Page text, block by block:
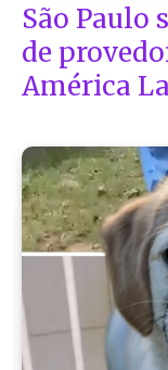
São Paulo
de
América